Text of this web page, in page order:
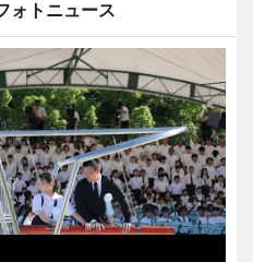
ォトニュース